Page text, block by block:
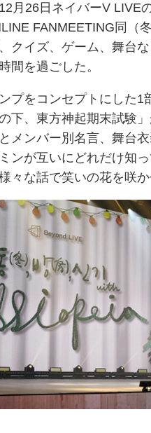
月26日ネイバーV LIVE
FANMEETING同（
クイズ、ゲーム、舞台
間を過ごした。
プをコンセプトにした
下、東方神起期末試験
とメンバー別名言、舞台
ンが互いにどれだけ知
々な話で笑いの花を咲か